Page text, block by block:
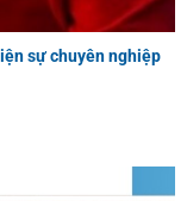
sự chuyên nghiệp